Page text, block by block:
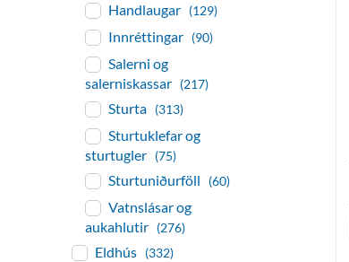
Handlaugar (129)
Innréttingar (90)
Salerni og
salerniskassar (217)
Sturta (313)
Sturtuklefar og
sturtugler (75)
Sturtuniðurföll (60)
Vatnslásar og
aukahlutir (276)
Eldhús (332)